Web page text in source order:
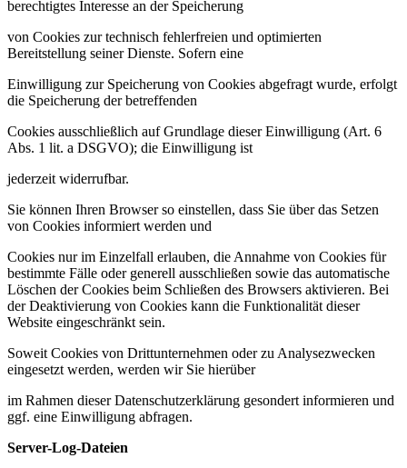
berechtigtes Interesse an der Speicherung
von Cookies zur technisch fehlerfreien und optimierten
Bereitstellung seiner Dienste. Sofern eine
Einwilligung zur Speicherung von Cookies abgefragt wurde, erfolgt
die Speicherung der betreffenden
Cookies ausschließlich auf Grundlage dieser Einwilligung (Art. 6
Abs. 1 lit. a DSGVO); die Einwilligung ist
jederzeit widerrufbar.
Sie können Ihren Browser so einstellen, dass Sie über das Setzen
von Cookies informiert werden und
Cookies nur im Einzelfall erlauben, die Annahme von Cookies für
bestimmte Fälle oder generell ausschließen sowie das automatische
Löschen der Cookies beim Schließen des Browsers aktivieren. Bei
der Deaktivierung von Cookies kann die Funktionalität dieser
Website eingeschränkt sein.
Soweit Cookies von Drittunternehmen oder zu Analysezwecken
eingesetzt werden, werden wir Sie hierüber
im Rahmen dieser Datenschutzerklärung gesondert informieren und
ggf. eine Einwilligung abfragen.
Server-Log-Dateien